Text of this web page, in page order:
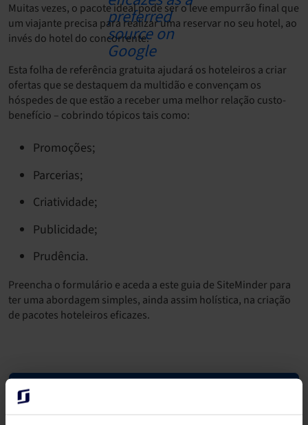
Muitas vezes, o pacote ideal pode ser o leve empurrão final que
um viajante precisa para realizar uma reservar no seu hotel, ao
invés do hotel do concorrente.
Esta folha de referência gratuita ajudará os hoteleiros a criar
ofertas que se destaquem da multidão e convençam os
hóspedes de que estão a receber uma melhor relação custo-
benefício – cobrindo tópicos tais como:
Promoções;
Parcerias;
Criatividade;
Publicidade;
Prudência.
Preencha o formulário e aceda a este guia de SiteMinder para
ter uma abordagem simples, ainda assim holística, na criação
de pacotes hoteleiros eficazes.